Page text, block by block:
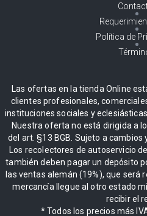
Política de
Las ofertas en la tienda Online
clientes profesionales,
instituciones sociales y
Nuestra oferta no está dirigida a
del art. §13 BGB. Sujeto a cambios
Los recolectores de autoservicio
también deben pagar un depósito
las ventas alemán (19%), que será
mercancía llegue al otro estado
recibir el
* Todos los precios más